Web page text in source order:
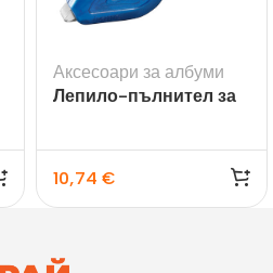
Аксесоари за албуми
Лепило-пълнител за
Hama Quick-Fix, 2×12 m
10,74 €